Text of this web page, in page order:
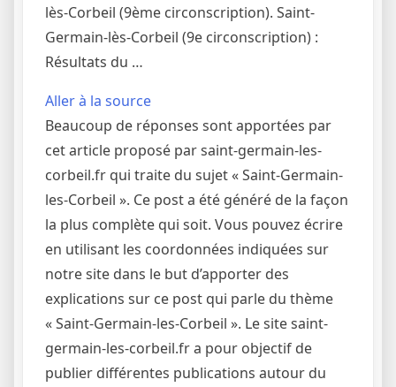
lès-Corbeil (9ème circonscription). Saint-
Germain-lès-Corbeil (9e circonscription) :
Résultats du …
Aller à la source
Beaucoup de réponses sont apportées par
cet article proposé par saint-germain-les-
corbeil.fr qui traite du sujet « Saint-Germain-
les-Corbeil ». Ce post a été généré de la façon
la plus complète qui soit. Vous pouvez écrire
en utilisant les coordonnées indiquées sur
notre site dans le but d’apporter des
explications sur ce post qui parle du thème
« Saint-Germain-les-Corbeil ». Le site saint-
germain-les-corbeil.fr a pour objectif de
publier différentes publications autour du